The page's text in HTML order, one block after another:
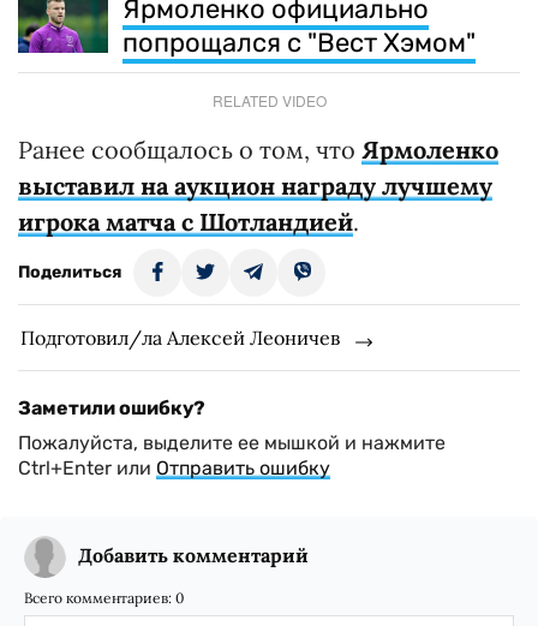
Ярмоленко официально
попрощался с "Вест Хэмом"
RELATED VIDEO
Ранее сообщалось о том, что Ярмоленко
выставил на аукцион награду лучшему
игрока матча с Шотландией.
Поделиться
Подготовил/ла Алексей Леоничев
Заметили ошибку?
Пожалуйста, выделите ее мышкой и нажмите
Ctrl+Enter или Отправить ошибку
Добавить комментарий
Всего комментариев: 0